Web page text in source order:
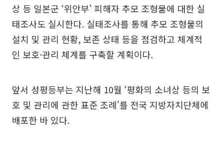
상 등 일본군 ‘위안부’ 피해자 추모 조형물에 대한 실
태조사도 실시한다. 실태조사를 통해 추모 조형물의
설치 및 관리 현황, 보존 상태 등을 점검하고 체계적
인 보호·관리 체계를 구축할 계획이다.
앞서 성평등부는 지난해 10월 ‘평화의 소녀상 등의 보
호 및 관리에 관한 표준 조례’를 전국 지방자치단체에
배포한 바 있다.